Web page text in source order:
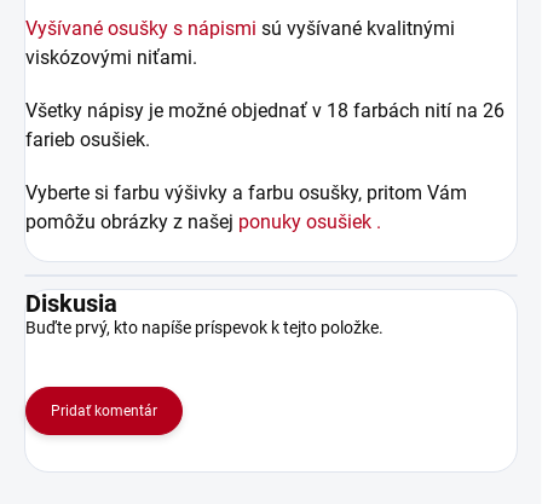
Vyšívané osušky s nápismi sú vyšívané kvalitnými
viskózovými niťami.
Všetky nápisy je možné objednať v 18 farbách nití na 26
farieb osušiek.
Vyberte si farbu výšivky a farbu osušky, pritom Vám
pomôžu obrázky z našej ponuky osušiek .
Diskusia
Buďte prvý, kto napíše príspevok k tejto položke.
Pridať komentár